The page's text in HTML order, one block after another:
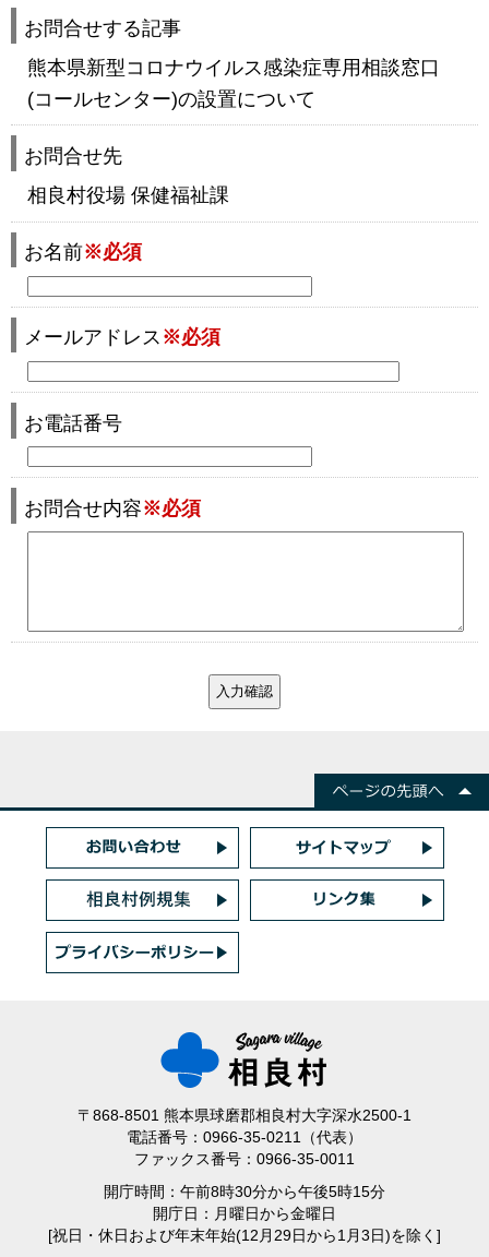
お問合せする記事
熊本県新型コロナウイルス感染症専用相談窓口
(コールセンター)の設置について
お問合せ先
相良村役場 保健福祉課
お名前※必須
メールアドレス※必須
お電話番号
お問合せ内容※必須
〒868-8501 熊本県球磨郡相良村大字深水2500-1
電話番号：0966-35-0211（代表）
ファックス番号：0966-35-0011
開庁時間：午前8時30分から午後5時15分
開庁日：月曜日から金曜日
[祝日・休日および年末年始(12月29日から1月3日)を除く]